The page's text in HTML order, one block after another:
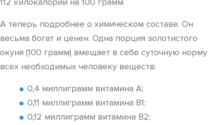
А теперь подробнее о химическом составе. Он
весьма богат и ценен. Одна порция золотистого
окуня (100 грамм) вмещает в себе суточную норму
всех необходимых человеку веществ:
0,4 миллиграмм витамина А;
0,11 миллиграмм витамина В1;
0,12 миллиграмм витамина B2;